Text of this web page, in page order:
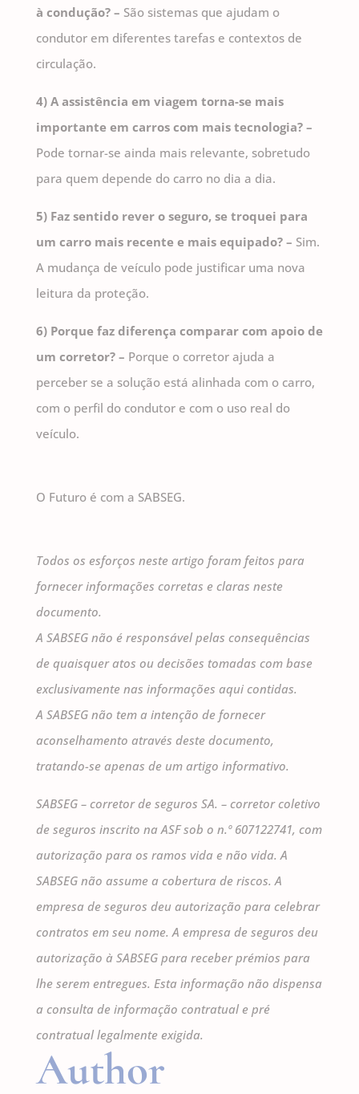
à condução? – São sistemas que ajudam o
condutor em diferentes tarefas e contextos de
circulação.
4) A assistência em viagem torna-se mais
importante em carros com mais tecnologia? –
Pode tornar-se ainda mais relevante, sobretudo
para quem depende do carro no dia a dia.
5) Faz sentido rever o seguro, se troquei para
um carro mais recente e mais equipado? – Sim.
A mudança de veículo pode justificar uma nova
leitura da proteção.
6) Porque faz diferença comparar com apoio de
um corretor? – Porque o corretor ajuda a
perceber se a solução está alinhada com o carro,
com o perfil do condutor e com o uso real do
veículo.
O Futuro é com a SABSEG.
Todos os esforços neste artigo foram feitos para
fornecer informações corretas e claras neste
documento.
A SABSEG não é responsável pelas consequências
de quaisquer atos ou decisões tomadas com base
exclusivamente nas informações aqui contidas.
A SABSEG não tem a intenção de fornecer
aconselhamento através deste documento,
tratando-se apenas de um artigo informativo.
SABSEG – corretor de seguros SA. – corretor coletivo
de seguros inscrito na ASF sob o n.º 607122741, com
autorização para os ramos vida e não vida. A
SABSEG não assume a cobertura de riscos. A
empresa de seguros deu autorização para celebrar
contratos em seu nome. A empresa de seguros deu
autorização à SABSEG para receber prémios para
lhe serem entregues. Esta informação não dispensa
a consulta de informação contratual e pré
contratual legalmente exigida.
Author